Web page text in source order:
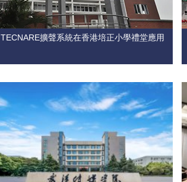
TECNARE擴聲系統在香港培正小學禮堂應用